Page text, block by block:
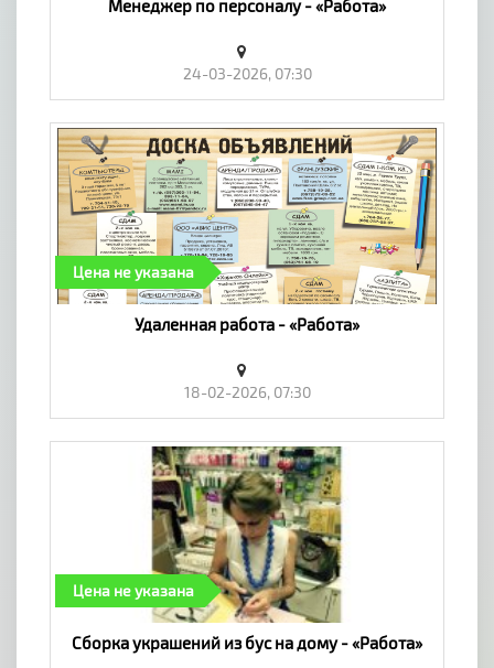
Менеджер по персоналу - «Работа»
24-03-2026, 07:30
Цена не указана
Удаленная работа - «Работа»
18-02-2026, 07:30
Цена не указана
Сборка украшений из бус на дому - «Работа»